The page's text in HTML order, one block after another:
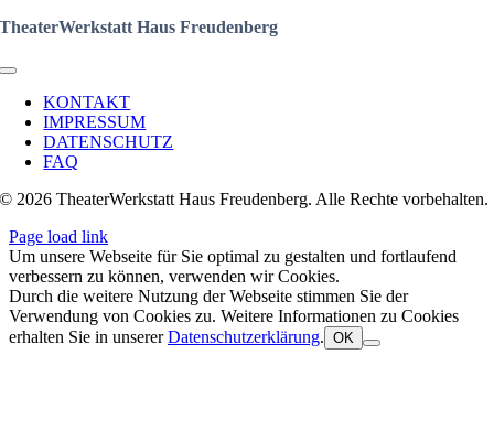
TheaterWerkstatt Haus Freudenberg
Toggle
NavigationKONTAKT
IMPRESSUM
DATENSCHUTZ
FAQ
© 2026 TheaterWerkstatt Haus Freudenberg. Alle Rechte vorbehalten.
Page load link
Um unsere Webseite für Sie optimal zu gestalten und fortlaufend
verbessern zu können, verwenden wir Cookies.
Durch die weitere Nutzung der Webseite stimmen Sie der
Verwendung von Cookies zu. Weitere Informationen zu Cookies
erhalten Sie in unsererDatenschutzerklärung. OK